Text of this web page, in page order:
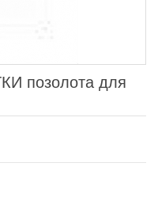
позолота для